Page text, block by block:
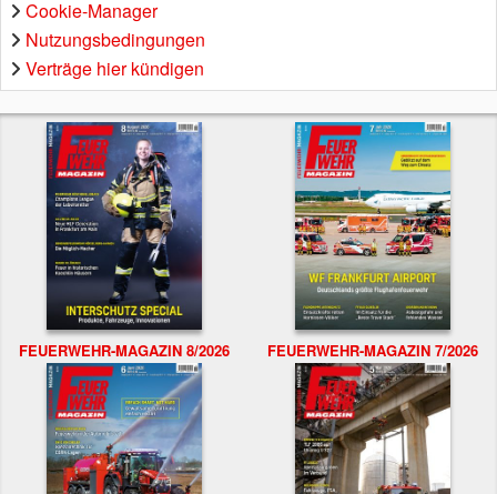
Cookie-Manager
Nutzungsbedingungen
Verträge hier kündigen
FEUERWEHR-MAGAZIN 8/2026 FEUERWEHR-MAGAZIN 7/2026